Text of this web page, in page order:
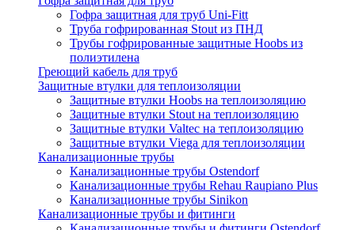
Гофра защитная для труб Uni-Fitt
Труба гофрированная Stout из ПНД
Трубы гофрированные защитные Hoobs из
полиэтилена
Греющий кабель для труб
Защитные втулки для теплоизоляции
Защитные втулки Hoobs на теплоизоляцию
Защитные втулки Stout на теплоизоляцию
Защитные втулки Valtec на теплоизоляцию
Защитные втулки Viega для теплоизоляции
Канализационные трубы
Канализационные трубы Ostendorf
Канализационные трубы Rehau Raupiano Plus
Канализационные трубы Sinikon
Канализационные трубы и фитинги